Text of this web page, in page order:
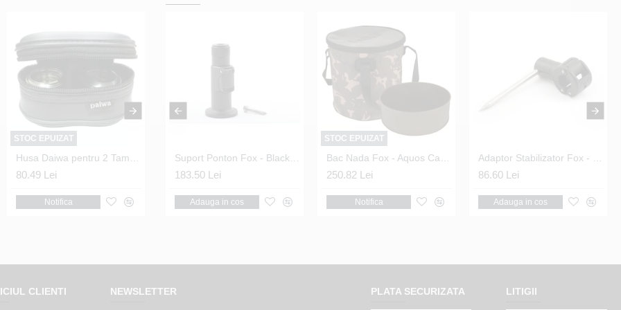
STOC EPUIZAT
80.49 Lei
Notifica
254.90 Lei
Adauga in cos
183.50 Lei
Adauga in cos
STOC EPUIZAT
250.82 Lei
Notifica
86.60 Lei
Adauga in cos
CLIENTI NEWSLETTER PLATA SECURIZATA LITIGII